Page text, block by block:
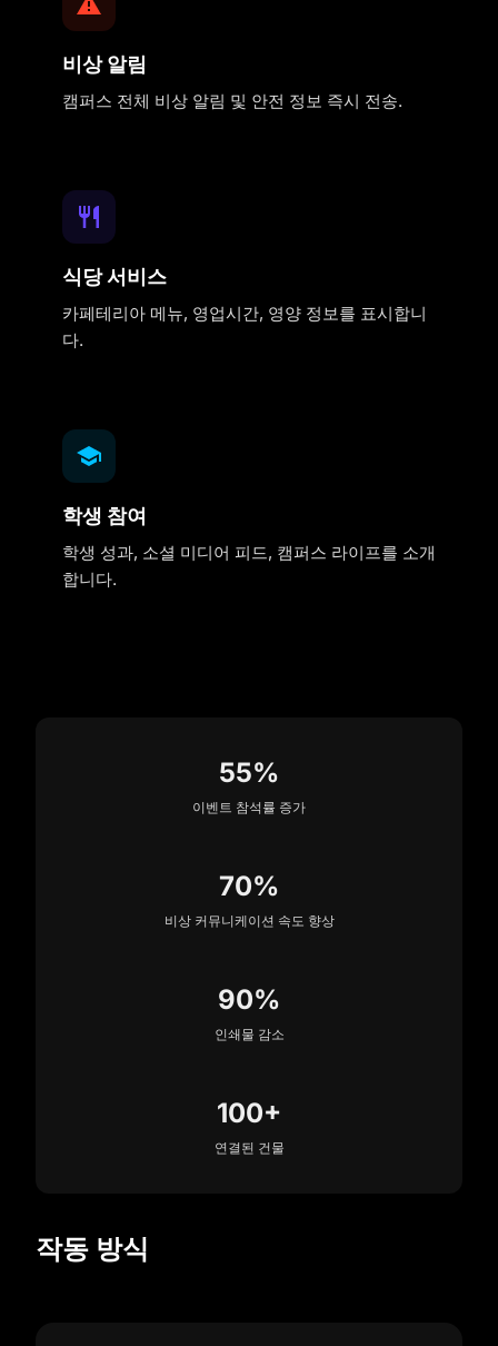
비상 알림
캠퍼스 전체 비상 알림 및 안전 정보 즉시 전송.
식당 서비스
카페테리아 메뉴, 영업시간, 영양 정보를 표시합니
다.
학생 참여
학생 성과, 소셜 미디어 피드, 캠퍼스 라이프를 소개
합니다.
55%
이벤트 참석률 증가
70%
비상 커뮤니케이션 속도 향상
90%
인쇄물 감소
100+
연결된 건물
작동 방식